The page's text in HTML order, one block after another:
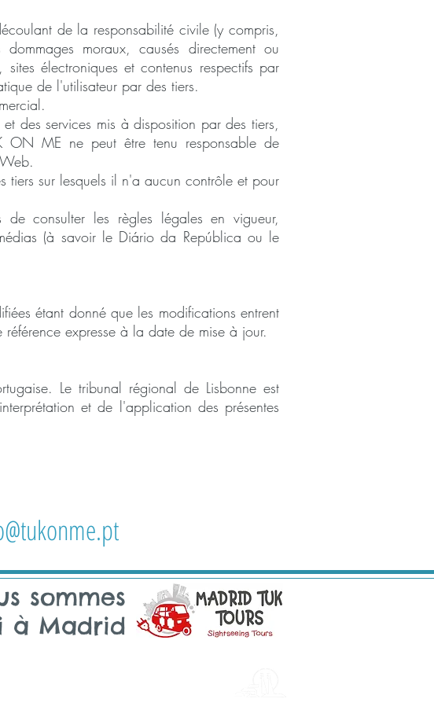
de la responsabilité civile (y compris,
moraux, causés directement ou
électroniques et contenus respectifs par
de l'utilisateur par des tiers.
des services mis à disposition par des tiers,
ON ME ne peut être tenu responsable de
tiers sur lesquels il n'a aucun contrôle et pour
consulter les règles légales en vigueur,
(à savoir le Diário da República ou le
étant donné que les modifications entrent
expresse à la date de mise à jour.
Le tribunal régional de Lisbonne est
et de l'application des présentes
sommes
à Madrid